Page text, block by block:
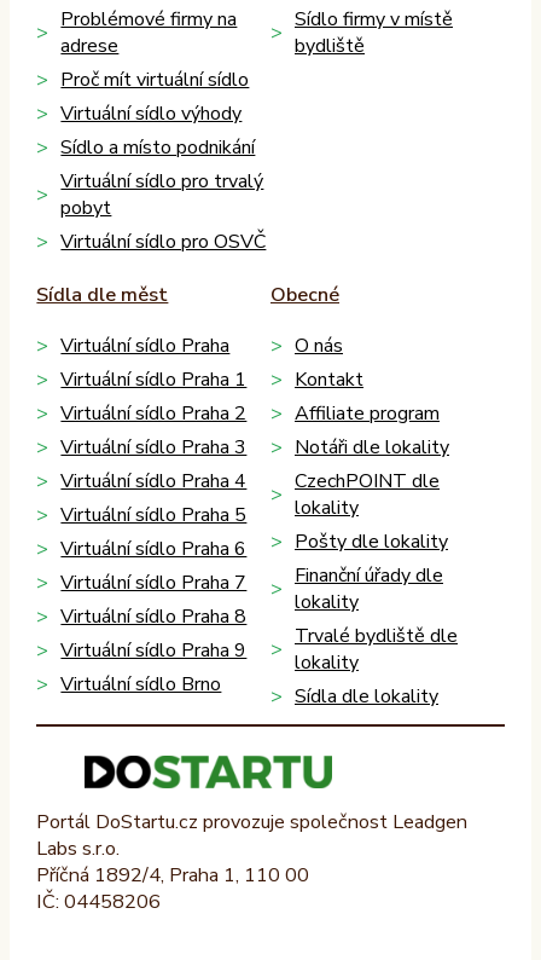
Problémové firmy na
adrese
Proč mít virtuální sídlo
Virtuální sídlo výhody
Sídlo a místo podnikání
Virtuální sídlo pro trvalý
pobyt
Virtuální sídlo pro OSVČ
Sídlo firmy v místě
bydliště
Sídla dle měst
Virtuální sídlo Praha
Virtuální sídlo Praha 1
Virtuální sídlo Praha 2
Virtuální sídlo Praha 3
Virtuální sídlo Praha 4
Virtuální sídlo Praha 5
Virtuální sídlo Praha 6
Virtuální sídlo Praha 7
Virtuální sídlo Praha 8
Virtuální sídlo Praha 9
Virtuální sídlo Brno
Obecné
O nás
Kontakt
Affiliate program
Notáři dle lokality
CzechPOINT dle
lokality
Pošty dle lokality
Finanční úřady dle
lokality
Trvalé bydliště dle
lokality
Sídla dle lokality
Portál DoStartu.cz provozuje společnost Leadgen
Labs s.r.o.
Příčná 1892/4, Praha 1, 110 00
IČ: 04458206